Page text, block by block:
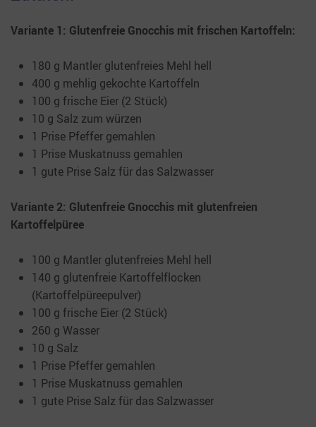
Variante 1: Glutenfreie Gnocchis mit frischen Kartoffeln:
180 g Mantler glutenfreies Mehl hell
400 g mehlig gekochte Kartoffeln
100 g frische Eier (2 Stück)
10 g Salz zum würzen
1 Prise Pfeffer gemahlen
1 Prise Muskatnuss gemahlen
1 gute Prise Salz für das Salzwasser
Variante 2: Glutenfreie Gnocchis mit glutenfreien
Kartoffelpüree
100 g Mantler glutenfreies Mehl hell
140 g glutenfreie Kartoffelflocken
(Kartoffelpüreepulver)
100 g frische Eier (2 Stück)
260 g Wasser
10 g Salz
1 Prise Pfeffer gemahlen
1 Prise Muskatnuss gemahlen
1 gute Prise Salz für das Salzwasser